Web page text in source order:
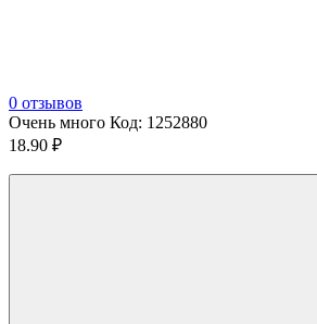
0 отзывов
Очень много Код: 1252880
18.90 ₽